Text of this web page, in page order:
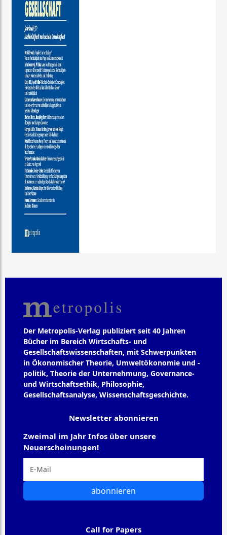
Der Metropolis-Verlag publiziert seit 40 Jahren
Bücher im Bereich Wirtschafts- und
Gesellschaftswissenschaften, mit Schwerpunkten
in Ökonomischer Theorie, Umweltökonomie und -
politik, Theorie der Unternehmung, Governance-
und Wirtschaftsethik, Philosophie,
Gesellschaftsanalyse, Wissenschaftsgeschichte.
Newsletter abonnieren
Zweimal im Jahr Infos über unsere
Neuerscheinungen!
abonnieren
Call for Papers